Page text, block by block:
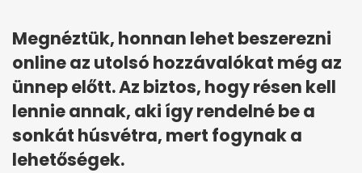
Megnéztük, honnan lehet beszerezni
online az utolsó hozzávalókat még az
ünnep előtt. Az biztos, hogy résen kell
lennie annak, aki így rendelné be a
sonkát húsvétra, mert fogynak a
lehetőségek.